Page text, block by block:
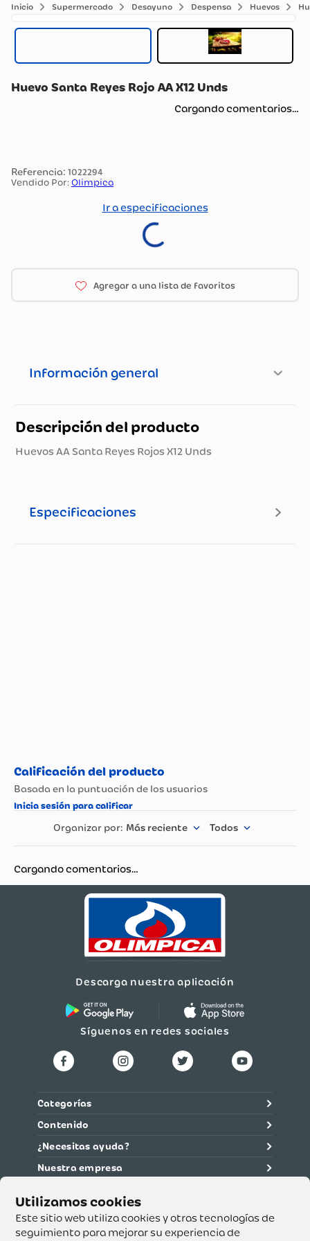
Este sitio web utiliza cookies y otras tecnologías de
seguimiento para mejorar su experiencia de
Supermercado Desayuno Despensa Huevos
Huevo Santa Reyes Rojo AA X12 Unds
Cargando comentarios…
: 1022294
Vendido Por: Olimpica
Ir a especificaciones
Información general
Descripción del producto
Huevos AA Santa Reyes Rojos X12 Unds
Especificaciones
Más reciente Todos
Cargando comentarios…
Descarga nuestra aplicación
Síguenos en redes sociales
Categorías
Contenido
¿Necesitas ayuda?
Nuestra empresa